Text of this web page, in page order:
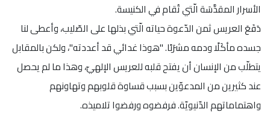
الأسرار المقدَّسَة الّتي تُقام في الكنيسة.
دَفَعَ العريس ثمن الدّعوة حياته الّتي بذلها على الصّليب، وأعطى لنا
جسده مأكَلًا ودمه مشرَبًا. "هوذا غدائي قد أعددته"، ولكن بالمقابل
يتطلّب من الإنسان أن يفتح قلبه للعريس الإلهيّ، وهذا ما لم يحصل
عند كثيرين من المدعوّين بسبب قساوة قلوبهم وتهاونهم
واهتماماتهم الدّنيويّة. فرفضوه ورفضوا تلاميذه.